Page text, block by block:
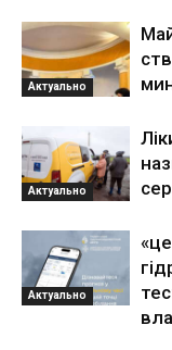
Актуально
Актуально
Актуально